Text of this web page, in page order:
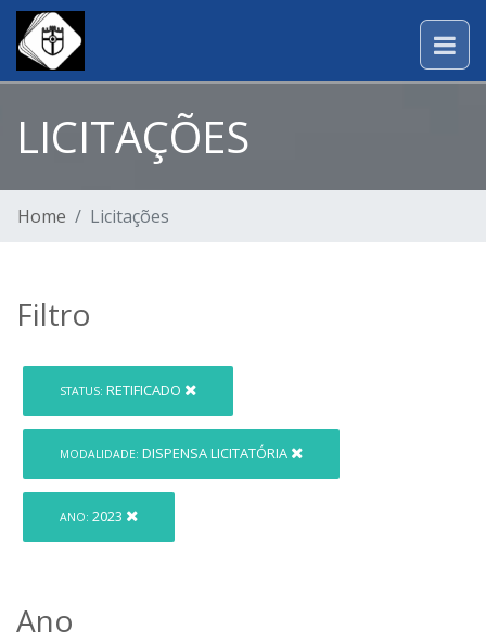
LICITAÇÕES
Home Licitações
Filtro
STATUS: RETIFICADO
MODALIDADE: DISPENSA LICITATÓRIA
ANO: 2023
Ano